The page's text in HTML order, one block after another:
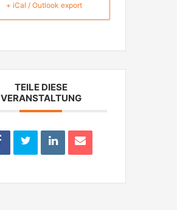
+ iCal / Outlook export
TEILE DIESE
VERANSTALTUNG